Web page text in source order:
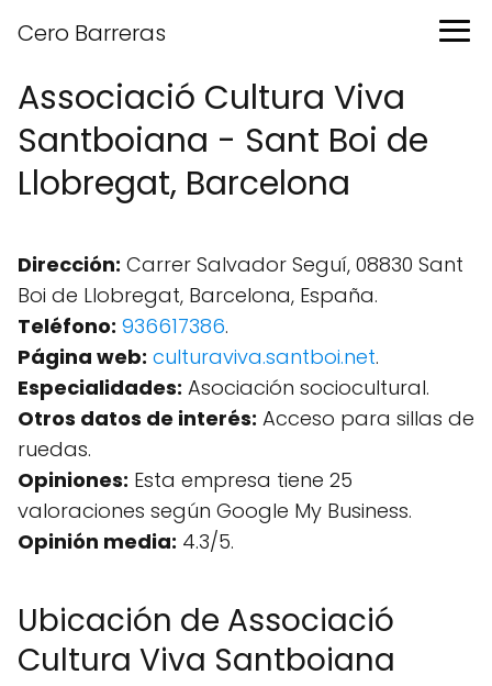
Cero Barreras
Associació Cultura Viva
Santboiana - Sant Boi de
Llobregat, Barcelona
Dirección: Carrer Salvador Seguí, 08830 Sant
Boi de Llobregat, Barcelona, España.
Teléfono: 936617386.
Página web: culturaviva.santboi.net.
Especialidades: Asociación sociocultural.
Otros datos de interés: Acceso para sillas de
ruedas.
Opiniones: Esta empresa tiene 25
valoraciones según Google My Business.
Opinión media: 4.3/5.
Ubicación de Associació
Cultura Viva Santboiana